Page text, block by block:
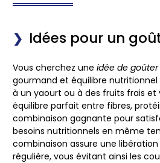
Idées pour un
Vous cherchez une idée de goûter
gourmand et équilibre nutritionnel
à un yaourt ou à des fruits frais et
équilibre parfait entre fibres,
combinaison gagnante pour
besoins nutritionnels en même
combinaison assure une
régulière, vous évitant ainsi les